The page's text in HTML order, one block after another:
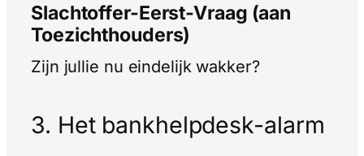
Slachtoffer-Eerst-Vraag (aan
Toezichthouders)
Zijn jullie nu eindelijk wakker?
3. Het bankhelpdesk-alarm